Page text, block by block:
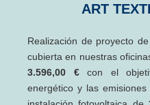
ART
Realización de proyecto
cubierta en nuestras
3.596,00 €con el
energético y las